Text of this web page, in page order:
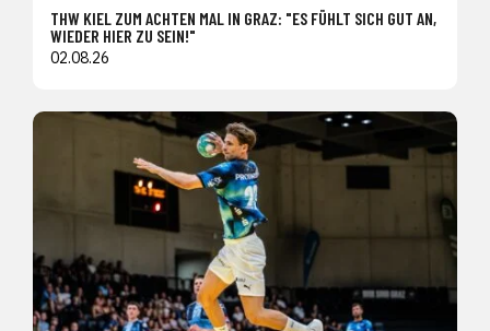
THW KIEL ZUM ACHTEN MAL IN GRAZ: "ES FÜHLT SICH GUT AN,
WIEDER HIER ZU SEIN!"
02.08.26